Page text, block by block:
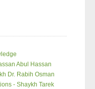
Abul Hassan
Dr. Rabih Osman
- Shaykh Tarek